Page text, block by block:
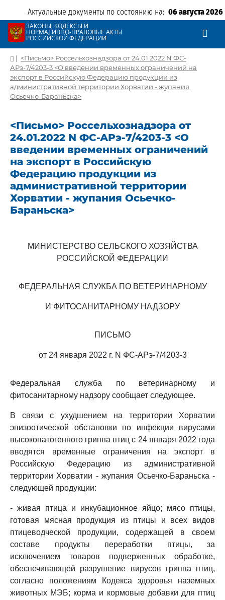
Актуальные документы по состоянию на: 06 августа 2026
ЗАКОНЫ, КОДЕКСЫ И
НОРМАТИВНО-ПРАВОВЫЕ АКТЫ
РОССИЙСКОЙ ФЕДЕРАЦИИ
| <Письмо> Россельхознадзора от 24.01.2022 N ФС-
АРэ-7/4203-3 <О введении временных ограничений на
экспорт в Российскую Федерацию продукции из
административной территории Хорватии - жупания
Осьечко-Бараньска>
<Письмо> Россельхознадзора от
24.01.2022 N ФС-АРэ-7/4203-3 <О
введении временных ограничений
на экспорт в Российскую
Федерацию продукции из
административной территории
Хорватии - жупания Осьечко-
Бараньска>
МИНИСТЕРСТВО СЕЛЬСКОГО ХОЗЯЙСТВА
РОССИЙСКОЙ ФЕДЕРАЦИИ
ФЕДЕРАЛЬНАЯ СЛУЖБА ПО ВЕТЕРИНАРНОМУ
И ФИТОСАНИТАРНОМУ НАДЗОРУ
ПИСЬМО
от 24 января 2022 г. N ФС-АРэ-7/4203-3
Федеральная служба по ветеринарному и
фитосанитарному надзору сообщает следующее.
В связи с ухудшением на территории Хорватии
эпизоотической обстановки по инфекции вирусами
высокопатогенного гриппа птиц с 24 января 2022 года
вводятся временные ограничения на экспорт в
Российскую Федерацию из административной
территории Хорватии - жупания Осьечко-Бараньска -
следующей продукции:
- живая птица и инкубационное яйцо; мясо птицы,
готовая мясная продукция из птицы и всех видов
птицеводческой продукции, содержащей в своем
составе продукты переработки птицы, за
исключением товаров подверженных обработке,
обеспечивающей разрушение вирусов гриппа птиц,
согласно положениям Кодекса здоровья наземных
животных МЭБ; корма и кормовые добавки для птиц